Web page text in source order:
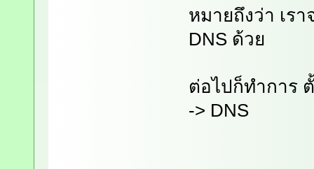
หมายถึงว่า เร
DNS ด้วย
ต่อไปก็ทำการ
-> DNS